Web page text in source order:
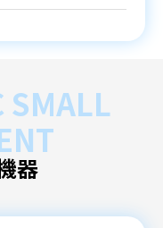
SMALL
器